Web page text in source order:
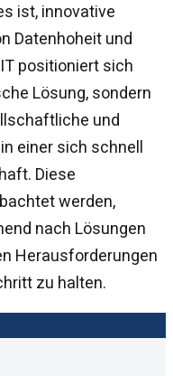
ist, innovative
Datenhoheit und
positioniert sich
Lösung, sondern
und
einer sich schnell
Diese
werden,
nach Lösungen
Herausforderungen
zu halten.